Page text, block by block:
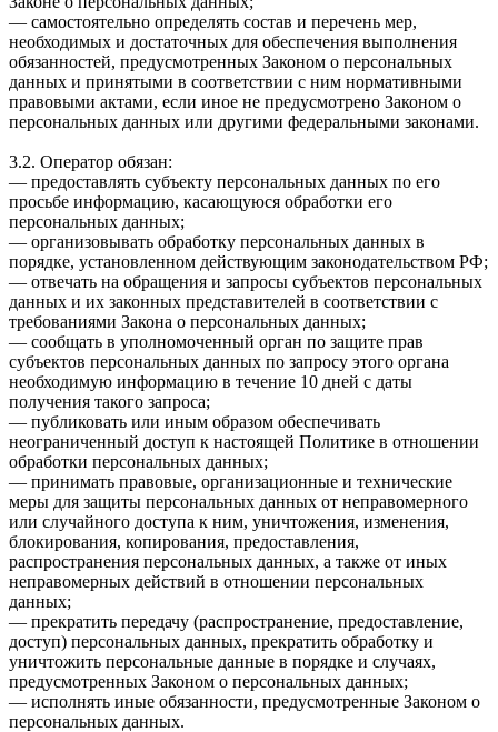
— самостоятельно определять состав и перечень мер,
необходимых и достаточных для обеспечения выполнения
обязанностей, предусмотренных Законом о персональных
данных и принятыми в соответствии с ним нормативными
правовыми актами, если иное не предусмотрено Законом о
персональных данных или другими федеральными законами.
3.2. Оператор обязан:
— предоставлять субъекту персональных данных по его
просьбе информацию, касающуюся обработки его
персональных данных;
— организовывать обработку персональных данных в
порядке, установленном действующим законодательством РФ;
— отвечать на обращения и запросы субъектов персональных
данных и их законных представителей в соответствии с
требованиями Закона о персональных данных;
— сообщать в уполномоченный орган по защите прав
субъектов персональных данных по запросу этого органа
необходимую информацию в течение 10 дней с даты
получения такого запроса;
— публиковать или иным образом обеспечивать
неограниченный доступ к настоящей Политике в отношении
обработки персональных данных;
— принимать правовые, организационные и технические
меры для защиты персональных данных от неправомерного
или случайного доступа к ним, уничтожения, изменения,
блокирования, копирования, предоставления,
распространения персональных данных, а также от иных
неправомерных действий в отношении персональных
данных;
— прекратить передачу (распространение, предоставление,
доступ) персональных данных, прекратить обработку и
уничтожить персональные данные в порядке и случаях,
предусмотренных Законом о персональных данных;
— исполнять иные обязанности, предусмотренные Законом о
персональных данных.